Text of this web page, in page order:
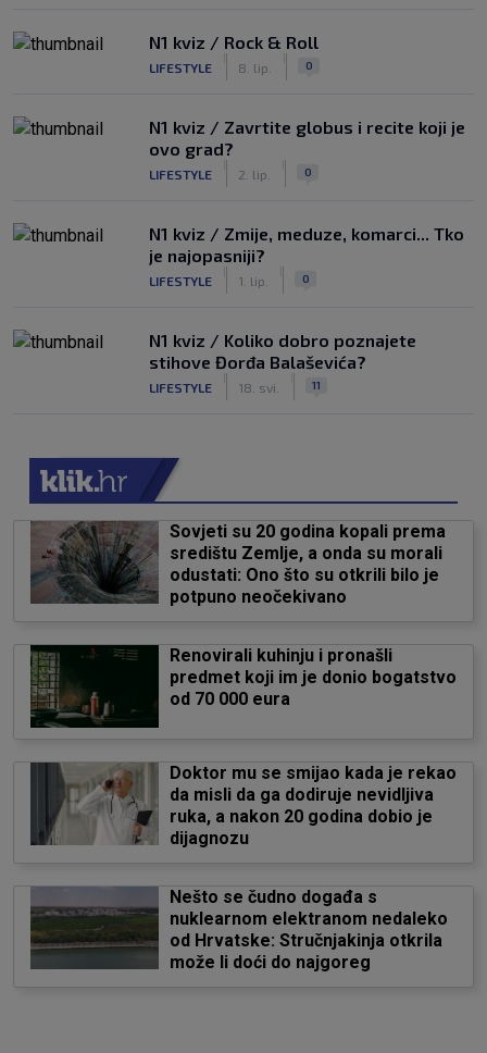
N1 kviz / Rock & Roll
LIFESTYLE 8. lip. 0
N1 kviz / Zavrtite globus i recite koji je
ovo grad?
LIFESTYLE 2. lip. 0
N1 kviz / Zmije, meduze, komarci... Tko
je najopasniji?
LIFESTYLE 1. lip. 0
N1 kviz / Koliko dobro poznajete
stihove Đorđa Balaševića?
LIFESTYLE 18. svi. 11
Sovjeti su 20 godina kopali prema
središtu Zemlje, a onda su morali
odustati: Ono što su otkrili bilo je
potpuno neočekivano
Renovirali kuhinju i pronašli
predmet koji im je donio bogatstvo
od 70 000 eura
Doktor mu se smijao kada je rekao
da misli da ga dodiruje nevidljiva
ruka, a nakon 20 godina dobio je
dijagnozu
Nešto se čudno događa s
nuklearnom elektranom nedaleko
od Hrvatske: Stručnjakinja otkrila
može li doći do najgoreg